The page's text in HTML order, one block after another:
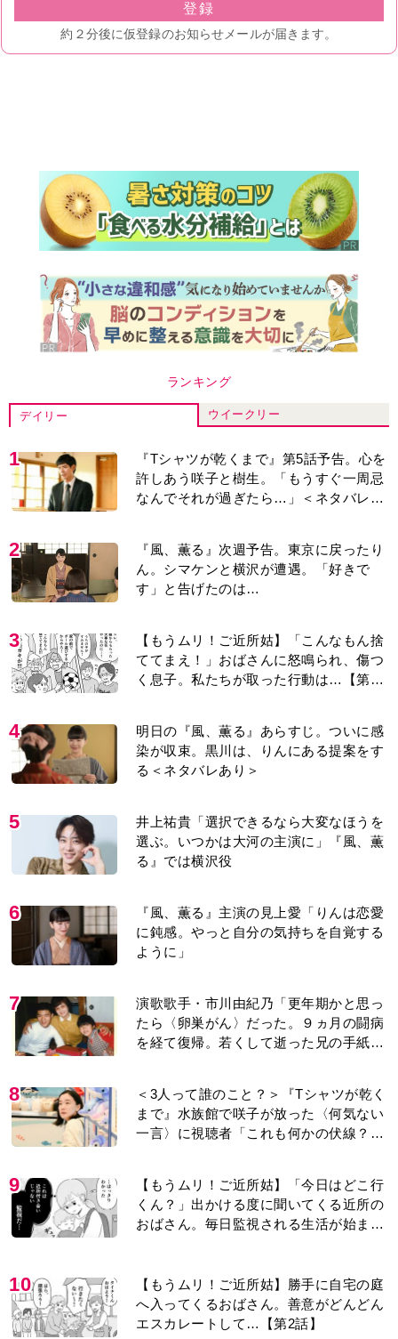
ランキング
デイリー ウイークリー
1
『Tシャツが乾くまで』第5話予告。心を
許しあう咲子と樹生。「もうすぐ一周忌
なんでそれが過ぎたら…」＜ネタバレあ
2
『風、薫る』次週予告。東京に戻ったり
ん。シマケンと横沢が遭遇。「好きで
す」と告げたのは…
3
【もうムリ！ご近所姑】「こんなもん捨
ててまえ！」おばさんに怒鳴られ、傷つ
く息子。私たちが取った行動は…【第3
4
明日の『風、薫る』あらすじ。ついに感
染が収束。黒川は、りんにある提案をす
る＜ネタバレあり＞
5
井上祐貴「選択できるなら大変なほうを
選ぶ。いつかは大河の主演に」『風、薫
る』では横沢役
6
『風、薫る』主演の見上愛「りんは恋愛
に鈍感。やっと自分の気持ちを自覚する
ように」
7
演歌歌手・市川由紀乃「更年期かと思っ
たら〈卵巣がん〉だった。９ヵ月の闘病
を経て復帰。若くして逝った兄の手紙を
8
＜3人って誰のこと？＞『Tシャツが乾く
まで』水族館で咲子が放った〈何気ない
一言〉に視聴者「これも何かの伏線？」
9
【もうムリ！ご近所姑】「今日はどこ行
くん？」出かける度に聞いてくる近所の
おばさん。毎日監視される生活が始ま
10
【もうムリ！ご近所姑】勝手に自宅の庭
へ入ってくるおばさん。善意がどんどん
エスカレートして…【第2話】